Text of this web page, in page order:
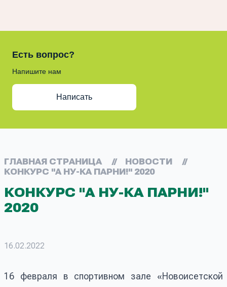
Есть вопрос?
Напишите нам
Написать
ГЛАВНАЯ СТРАНИЦА // НОВОСТИ
//
КОНКУРС "А НУ-КА ПАРНИ!" 2020
КОНКУРС "А НУ-КА ПАРНИ!"
2020
16.02.2022
16 февраля в спортивном зале «Новоисетской